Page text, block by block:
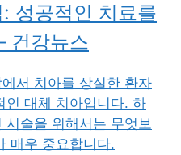
성공적인 치료를
건강뉴스
서 치아를 상실한 환자
인 대체 치아입니다. 하
시술을 위해서는 무엇보
매우 중요합니다.